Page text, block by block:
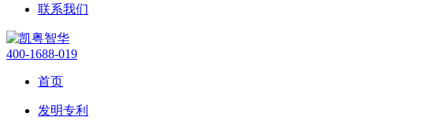
联系我们
400-1688-019
首页
发明专利